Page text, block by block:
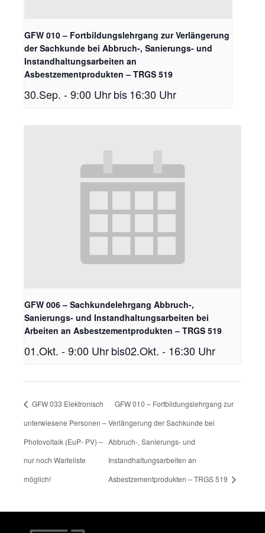
GFW 010 – Fortbildungslehrgang zur Verlängerung
der Sachkunde bei Abbruch-, Sanierungs- und
Instandhaltungsarbeiten an
Asbestzementprodukten – TRGS 519
30.Sep. - 9:00 Uhrbis16:30 Uhr
GFW 006 – Sachkundelehrgang Abbruch-,
Sanierungs- und Instandhaltungsarbeiten bei
Arbeiten an Asbestzementprodukten – TRGS 519
01.Okt. - 9:00 Uhrbis02.Okt. - 16:30 Uhr
GFW 033 Elektronisch
unterwiesene Personen –
Photovoltaik (EuP- PV) –
nur noch Warteliste
möglich!
GFW 010 – Fortbildungslehrgang zur
Verlängerung der Sachkunde bei
Abbruch-, Sanierungs- und
Instandhaltungsarbeiten an
Asbestzementprodukten – TRGS 519